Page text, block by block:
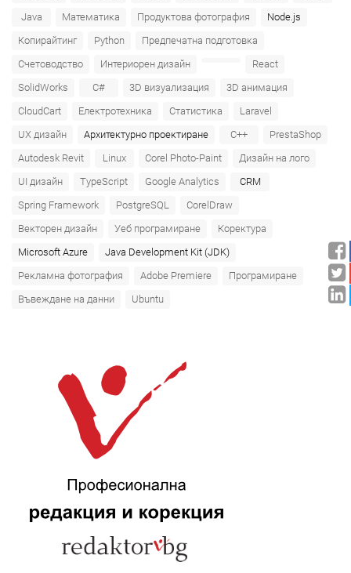
Java
Математика Продуктова фотография
Node.js
Копирайтинг
Python
Предпечатна подготовка
Счетоводство
Интериорен дизайн
React
SolidWorks
C# 3D визуализация
3D анимация
CloudCart
Електротехника Статистика
Laravel
UX дизайн
Архитектурно проектиране C++
PrestaShop
Autodesk Revit
Linux Corel Photo-Paint
Дизайн на лого
UI дизайн
TypeScript Google Analytics
CRM
Spring Framework
PostgreSQL
CorelDraw
Векторен дизайн
Уеб програмиране
Коректура
Microsoft Azure‎
Java Development Kit (JDK)
Рекламна фотография
Adobe Premiere
Програмиране
Въвеждане на данни
Ubuntu